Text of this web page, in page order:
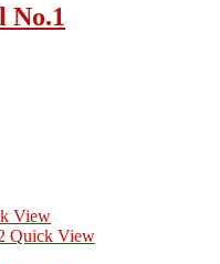
No.1
View
Quick View